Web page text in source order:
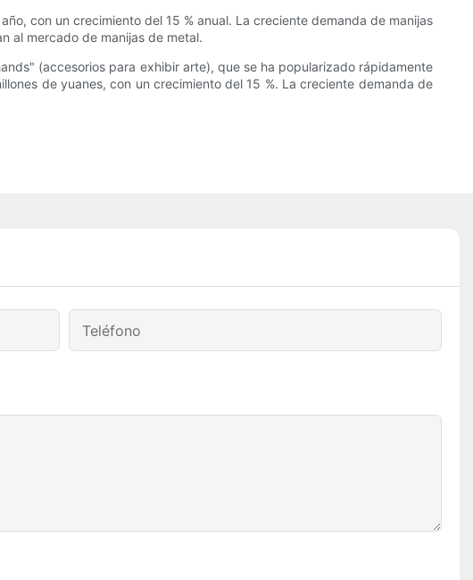
con un crecimiento del 15 % anual. La creciente demanda de manijas
al mercado de manijas de metal.
(accesorios para exhibir arte), que se ha popularizado rápidamente
de yuanes, con un crecimiento del 15 %. La creciente demanda de
Teléfono